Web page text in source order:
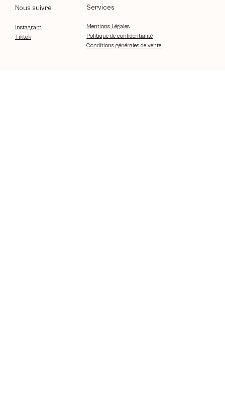
Nous suivre
Instagram
Tiktok
Services
Mentions Légales
Politique de confidentialité
Conditions générales de vente